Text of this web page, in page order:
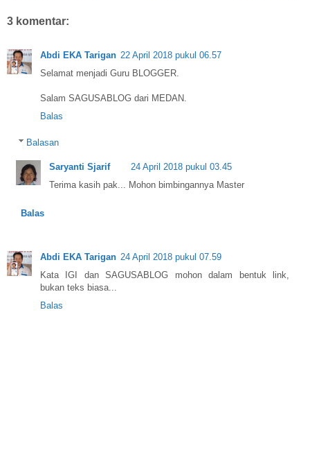
3 komentar:
Abdi EKA Tarigan 22 April 2018 pukul 06.57
Selamat menjadi Guru BLOGGER.
Salam SAGUSABLOG dari MEDAN.
Balas
Balasan
Saryanti Sjarif
24 April 2018 pukul 03.45
Terima kasih pak... Mohon bimbingannya Master
Balas
Abdi EKA Tarigan 24 April 2018 pukul 07.59
Kata IGI dan SAGUSABLOG mohon dalam bentuk link,
bukan teks biasa...
Balas